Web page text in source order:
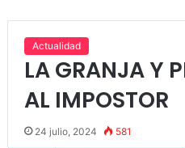
Actualidad
LA GRANJA Y
AL IMPOSTOR
24 julio, 2024 581